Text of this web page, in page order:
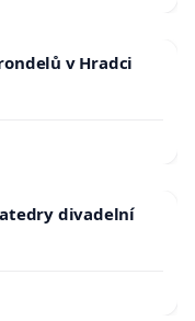
v Hradci
divadelní